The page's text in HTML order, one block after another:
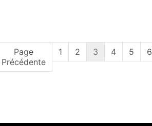
Page
Précédente
1 2 3 4 5 6